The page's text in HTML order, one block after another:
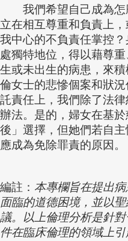
我們希望自己成為怎
立在相互尊重和負責上
我中心的不負責任掌控
處獨特地位，得以藉尊
生或未出生的病患，來
倫女士的悲慘個案和狀
託責任上，我們除了法
辦法。是的，婦女在基
後」選擇，但她們若自
應成為免除罪責的原因。
編註： 本專欄旨在提出
面臨的道德困境，並以
議。以上倫理分析是針
件在臨床倫理的領域上引